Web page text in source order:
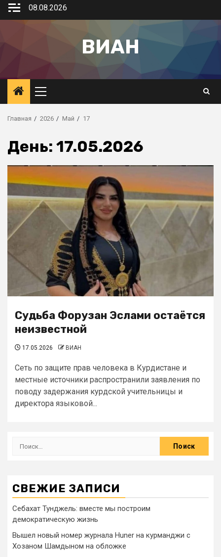
08.08.2026
ВИАН
Главная 2026 Май 17
День: 17.05.2026
Судьба Форузан Эслами остаётся
неизвестной
17.05.2026 ВИАН
Сеть по защите прав человека в Курдистане и
местные источники распространили заявления по
поводу задержания курдской учительницы и
директора языковой...
СВЕЖИЕ ЗАПИСИ
Себахат Тунджель: вместе мы построим
демократическую жизнь
Вышел новый номер журнала Huner на курманджи с
Хозаном Шамдыном на обложке